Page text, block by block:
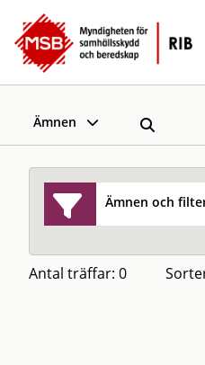
Ämnen
Ämnen och
Antal träffar: 0